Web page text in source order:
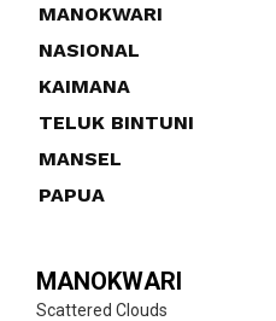
MANOKWARI
NASIONAL
KAIMANA
TELUK BINTUNI
MANSEL
PAPUA
MANOKWARI
Scattered Clouds